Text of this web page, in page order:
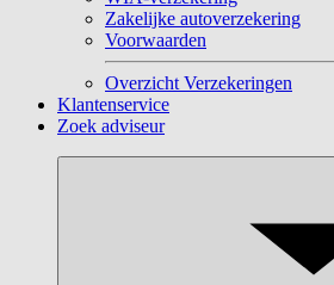
Zakelijke autoverzekering
Voorwaarden
Overzicht Verzekeringen
Klantenservice
Zoek adviseur